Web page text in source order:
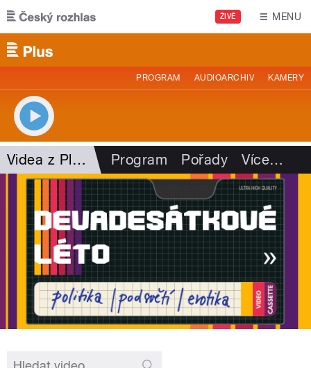
Přejít k hlavnímu obsahu
ŽIVĚ MENU
PROGRAM AUDIOARCHIV KAMERY
Videa z Plusu Program Pořady Více…